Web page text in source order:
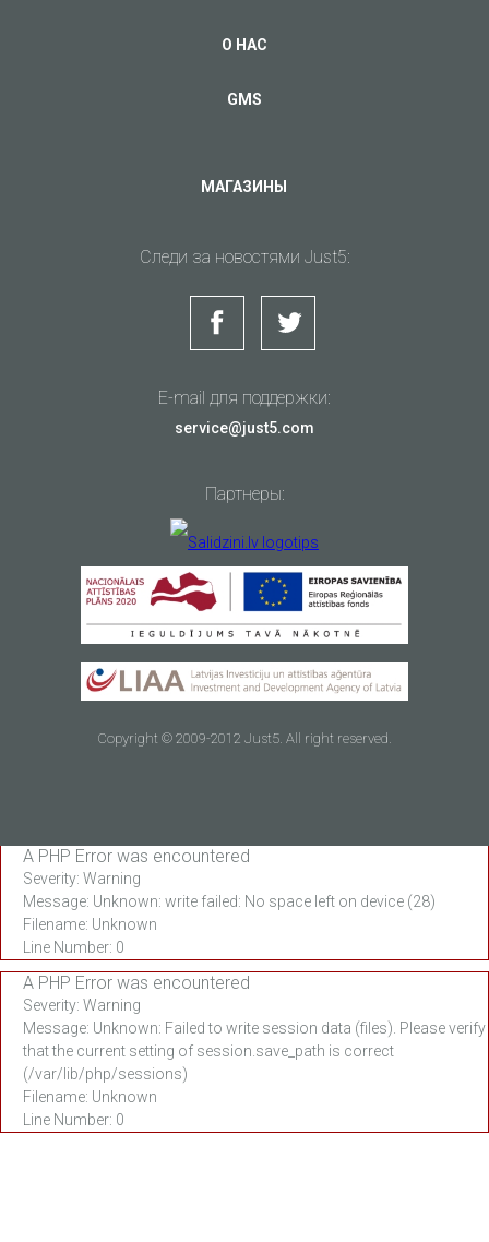
О НАС
GMS
МАГАЗИНЫ
Следи за новостями Just5:
E-mail для поддержки:
service@just5.com
Партнеры:
Copyright © 2009-2012 Just5. All right reserved.
A PHP Error was encountered
Severity: Warning
Message: Unknown: write failed: No space left on device (28)
Filename: Unknown
Line Number: 0
A PHP Error was encountered
Severity: Warning
Message: Unknown: Failed to write session data (files). Please verify
that the current setting of session.save_path is correct
(/var/lib/php/sessions)
Filename: Unknown
Line Number: 0